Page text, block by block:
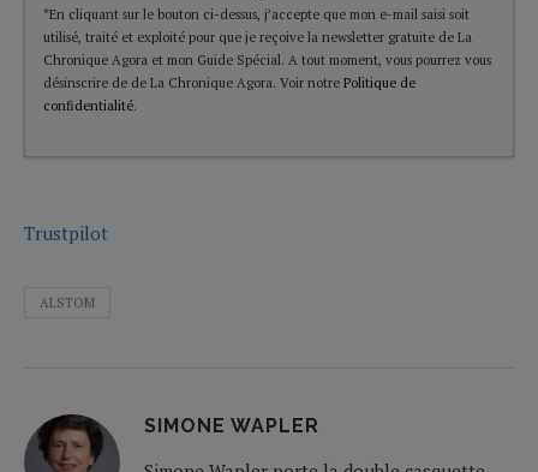
*En cliquant sur le bouton ci-dessus, j’accepte que mon e-mail saisi soit
utilisé, traité et exploité pour que je reçoive la newsletter gratuite de La
Chronique Agora et mon Guide Spécial. A tout moment, vous pourrez vous
désinscrire de de La Chronique Agora. Voir notre Politique de
confidentialité.
Trustpilot
ALSTOM
SIMONE WAPLER